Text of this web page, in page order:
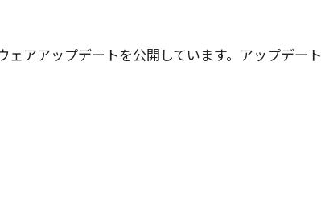
ェアアップデートを公開 しています。 アップデート